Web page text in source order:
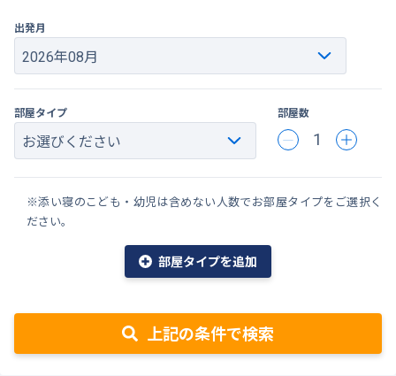
出発月
部屋タイプ 部屋数
1
※添い寝のこども・幼児は含めない人数でお部屋タイプをご選択く
ださい。
部屋タイプを追加
上記の条件で検索